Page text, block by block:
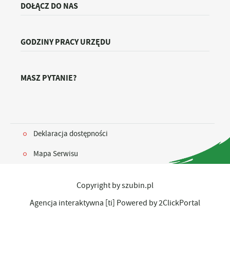
DOŁĄCZ DO NAS
GODZINY PRACY URZĘDU
MASZ PYTANIE?
Deklaracja dostępności
Mapa Serwisu
Copyright by szubin.pl
Agencja interaktywna [ti] Powered by2ClickPortal